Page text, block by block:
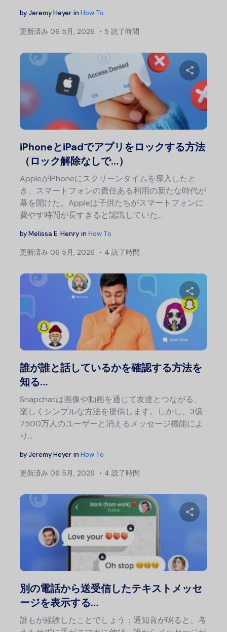
byJeremy Heyer in How To
更新済み 06 5月, 2026 5 読了時間
この記
iPhoneとiPadでアプリをロックする方法
（ロック解除なしで…）
AppleがiPhoneにスクリーンタイムを導入したと
き、スマートフォンの責任ある利用の新たな時代が
幕を開けた。Appleは子供たちがスマートフォンに
費やす時間が長すぎると認識していた…
byMelissa E. Henry in How To
更新済み 06 5月, 2026 4 読了時間
この記
誰が誰と話しているかを確認する方法を
知る…
Snapchatは画像や動画を通じて友達とつながる、
楽しくシンプルな方法を提供します。しかし、3億
7500万人のユーザーと消えるメッセージ機能によ
り…
byJeremy Heyer in How To
更新済み 06 5月, 2026 4 読了時間
別の電話から送受信したテキストメッセ
ージを表示する…
誰もが経験したことでしょう：通知音が鳴ると、考